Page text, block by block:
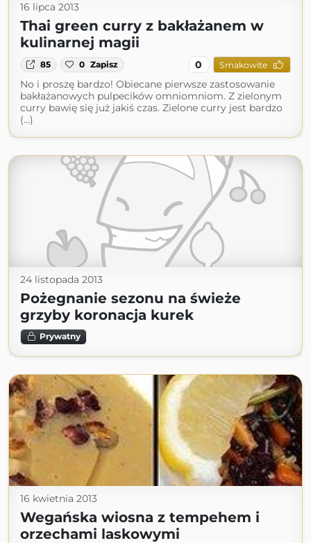
16 lipca 2013
Thai green curry z bakłażanem w
kulinarnej magii
85 0 Zapisz 0 Smakowite
No i proszę bardzo! Obiecane pierwsze zastosowanie
bakłażanowych pulpecików omniomniom. Z zielonym
curry bawię się już jakiś czas. Zielone curry jest bardzo
(...)
24 listopada 2013
Pożegnanie sezonu na świeże
grzyby koronacja kurek
Prywatny
16 kwietnia 2013
Wegańska wiosna z tempehem i
orzechami laskowymi